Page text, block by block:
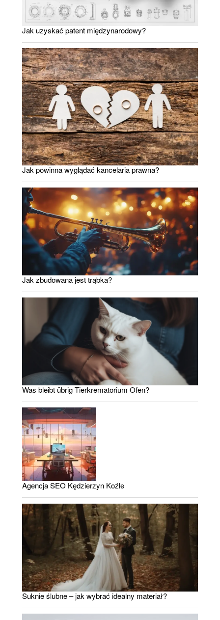
Jak uzyskać patent międzynarodowy?
Jak powinna wyglądać kancelaria prawna?
Jak zbudowana jest trąbka?
Was bleibt übrig Tierkrematorium Ofen?
Agencja SEO Kędzierzyn Koźle
Suknie ślubne – jak wybrać idealny materiał?